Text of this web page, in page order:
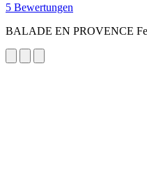
5 Bewertungen
BALADE EN PROVENCE